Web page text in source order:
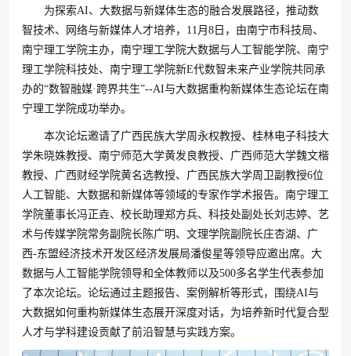
为探索AI、大数据与新媒体生态的融合发展路径，推动数
智技术、网络与新媒体人才培养，11月8日，由南宁市科技局、
南宁理工学院主办，南宁理工学院大数据与人工智能学院、南宁
理工学院科技处、南宁理工学院新E代数智未来产业学院共同承
办的“数智融媒·跨界共生”--AI与大数据重构新媒体生态论坛在南
宁理工学院成功举办。
本次论坛邀请了广西民族大学周永权教授、桂林电子科技大
学朱晓姝教授、南宁师范大学黄发良教授、广西师范大学魏文楷
教授、广西财经学院黄名选教授、广西民族大学周卫副教授6位
人工智能、大数据和新媒体等领域的专家作学术报告。南宁理工
学院董事长冯正垚、校长助理郑方兵、科技处副处长刘志婷、艺
术与传媒学院常务副院长陈广明、文理学院副院长庄杏湖、广
西-东盟经济技术开发区经济发展局潘俊星等领导应邀出席。大
数据与人工智能学院领导和全体教师以及500多名学生代表参加
了本次论坛。论坛通过主题报告、案例解析等形式，围绕AI与
大数据如何重构新媒体生态展开深度对话，为培养新时代复合型
人才与学科建设贡献了前沿智慧与实践方案。